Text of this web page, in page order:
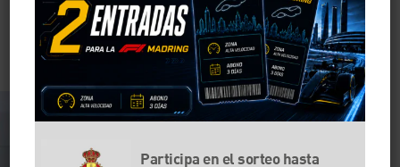
testigo, ya sea un coche mal aparcado o un vehículo
abandonado en la vía pública. Te explicamos qué
puedes hacer y cómo actuar en cada paso.
Participa en el sorteo hasta